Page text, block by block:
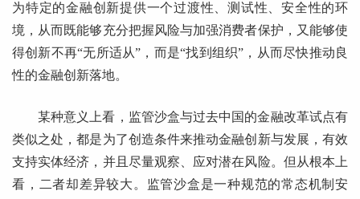
为特定的金融创新提供一个过渡性、测试性、安全性的环
境，从而既能够充分把握风险与加强消费者保护，又能够使
得创新不再“无所适从”，而是“找到组织”，从而尽快推动良
性的金融创新落地。
某种意义上看，监管沙盒与过去中国的金融改革试点有
类似之处，都是为了创造条件来推动金融创新与发展，有效
支持实体经济，并且尽量观察、应对潜在风险。但从根本上
看，二者却差异较大。监管沙盒是一种规范的常态机制安